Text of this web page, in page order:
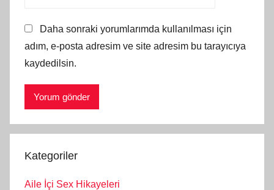
Daha sonraki yorumlarımda kullanılması için
adım, e-posta adresim ve site adresim bu tarayıcıya
kaydedilsin.
Kategoriler
Aile İçi Sex Hikayeleri